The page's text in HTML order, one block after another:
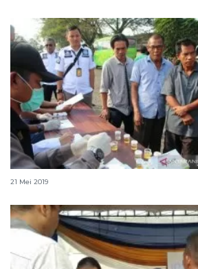
Polres Metro tes urine puluhan
21 Mei 2019